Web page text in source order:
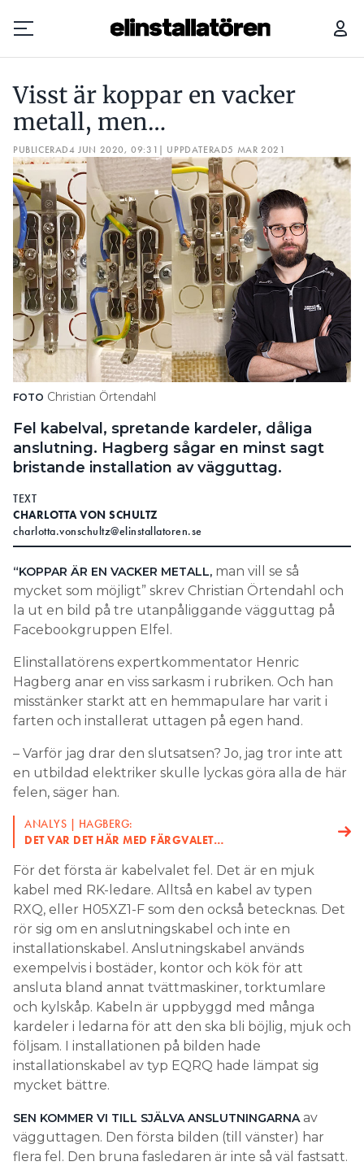
Prenumerera
Hantera prenumeration
Lediga jobb
Annonsera
Läs E-tidningen
Om tidningen
Kontakt
Personuppgifter
Search for:
SEARCH
Visst är koppar en vacker
metall, men…
PUBLICERAD4 JUN 2020, 09:31 | UPPDATERAD5 MAR 2021
FOTO Christian Örtendahl
Fel kabelval, spretande kardeler, dåliga
anslutning. Hagberg sågar en minst sagt
bristande installation av vägguttag.
TEXT
CHARLOTTA VON SCHULTZ
charlotta.vonschultz@elinstallatoren.se
“KOPPAR ÄR EN VACKER METALL, man vill se så
mycket som möjligt” skrev Christian Örtendahl och
la ut en bild på tre utanpåliggande vägguttag på
Facebookgruppen Elfel.
Elinstallatörens expertkommentator Henric
Hagberg anar en viss sarkasm i rubriken. Och han
misstänker starkt att en hemmapulare har varit i
farten och installerat uttagen på egen hand.
– Varför jag drar den slutsatsen? Jo, jag tror inte att
en utbildad elektriker skulle lyckas göra alla de här
felen, säger han.
ANALYS | HAGBERG:
DET VAR DET HÄR MED FÄRGVALET…
För det första är kabelvalet fel. Det är en mjuk
kabel med RK-ledare. Alltså en kabel av typen
RXQ, eller H05XZ1-F som den också betecknas. Det
rör sig om en anslutningskabel och inte en
installationskabel. Anslutningskabel används
exempelvis i bostäder, kontor och kök för att
ansluta bland annat tvättmaskiner, torktumlare
och kylskåp. Kabeln är uppbyggd med många
kardeler i ledarna för att den ska bli böjlig, mjuk och
följsam. I installationen på bilden hade
installationskabel av typ EQRQ hade lämpat sig
mycket bättre.
SEN KOMMER VI TILL SJÄLVA ANSLUTNINGARNAav
vägguttagen. Den första bilden (till vänster) har
flera fel. Den bruna fasledaren är inte så väl fastsatt.
VISST ÄR KOPPAR EN VACKER METALL, MEN…